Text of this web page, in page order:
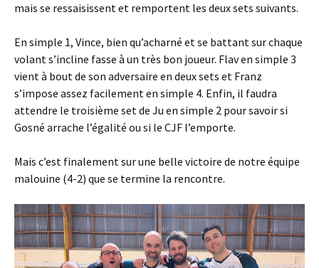
mais se ressaisissent et remportent les deux sets suivants.
En simple 1, Vince, bien qu’acharné et se battant sur chaque
volant s’incline fasse à un très bon joueur. Flav en simple 3
vient à bout de son adversaire en deux sets et Franz
s’impose assez facilement en simple 4. Enfin, il faudra
attendre le troisième set de Ju en simple 2 pour savoir si
Gosné arrache l’égalité ou si le CJF l’emporte.
Mais c’est finalement sur une belle victoire de notre équipe
malouine (4-2) que se termine la rencontre.